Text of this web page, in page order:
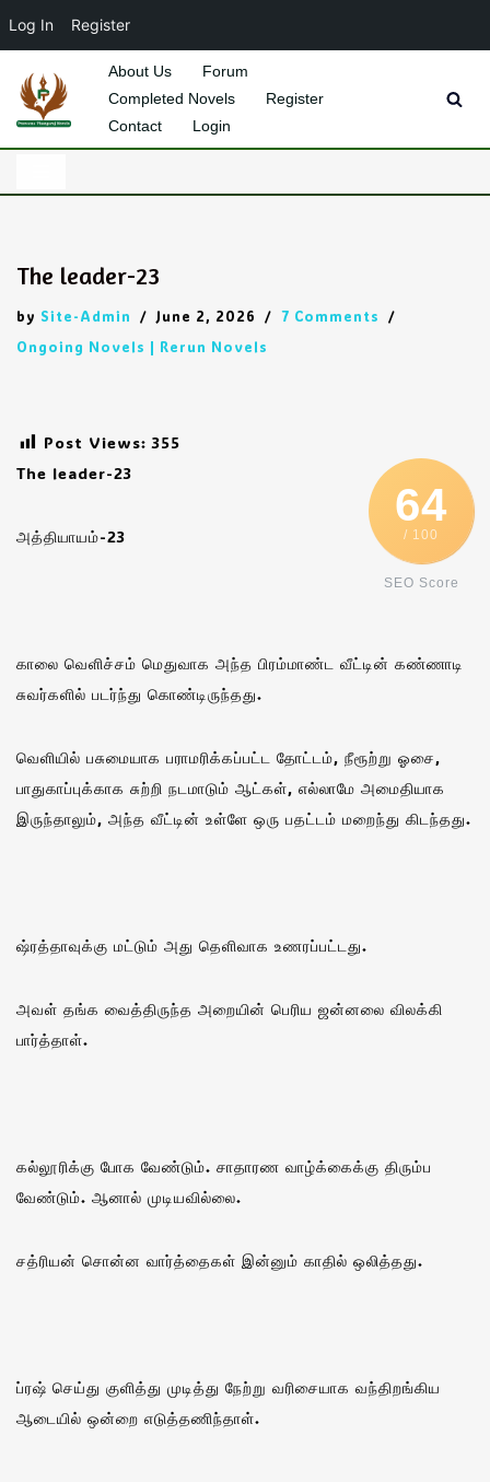
Log In Register
Skip
About Us
Forum
Completed Novels
Register
Contact
Login
The leader-23
by Site-Admin June 2, 2026
7 Comments
Ongoing Novels | Rerun Novels
Post Views: 355
64
/ 100
SEO Score
The leader-23
அத்தியாயம்-23
காலை வெளிச்சம் மெதுவாக அந்த பிரம்மாண்ட வீட்டின் கண்ணாடி
சுவர்களில் படர்ந்து கொண்டிருந்தது.
வெளியில் பசுமையாக பராமரிக்கப்பட்ட தோட்டம், நீரூற்று ஓசை,
பாதுகாப்புக்காக சுற்றி நடமாடும் ஆட்கள், எல்லாமே அமைதியாக
இருந்தாலும், அந்த வீட்டின் உள்ளே ஒரு பதட்டம் மறைந்து கிடந்தது.
ஷ்ரத்தாவுக்கு மட்டும் அது தெளிவாக உணரப்பட்டது.
அவள் தங்க வைத்திருந்த அறையின் பெரிய ஜன்னலை விலக்கி
பார்த்தாள்.
கல்லூரிக்கு போக வேண்டும். சாதாரண வாழ்க்கைக்கு திரும்ப
வேண்டும். ஆனால் முடியவில்லை.
சத்ரியன் சொன்ன வார்த்தைகள் இன்னும் காதில் ஒலித்தது.
ப்ரஷ் செய்து குளித்து முடித்து நேற்று வரிசையாக வந்திறங்கிய
ஆடையில் ஒன்றை எடுத்தணிந்தாள்.